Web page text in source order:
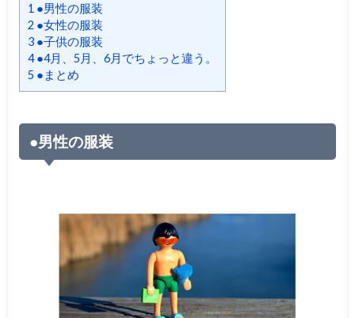
1 ●男性の服装
2 ●女性の服装
3●子供の服装
4●4月、5月、6月でちょっと違う。
5 ●まとめ
●男性の服装